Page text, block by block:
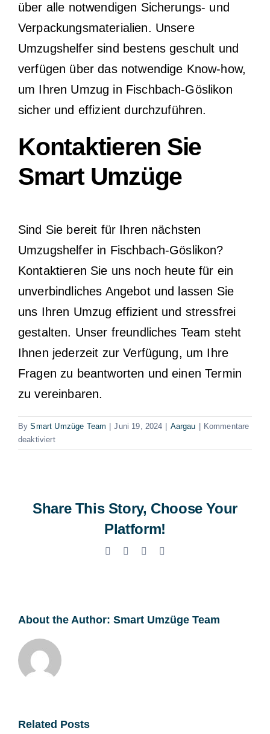
über alle notwendigen Sicherungs- und
Verpackungsmaterialien. Unsere
Umzugshelfer sind bestens geschult und
verfügen über das notwendige Know-how,
um Ihren Umzug in Fischbach-Göslikon
sicher und effizient durchzuführen.
Kontaktieren Sie
Smart Umzüge
Sind Sie bereit für Ihren nächsten
Umzugshelfer in Fischbach-Göslikon?
Kontaktieren Sie uns noch heute für ein
unverbindliches Angebot und lassen Sie
uns Ihren Umzug effizient und stressfrei
gestalten. Unser freundliches Team steht
Ihnen jederzeit zur Verfügung, um Ihre
Fragen zu beantworten und einen Termin
zu vereinbaren.
BySmart Umzüge Team | Juni 19, 2024 | Aargau | Kommentare
deaktiviertfür
Umzugshelfer
Share This Story, Choose Your
Platform!
Facebook LinkedIn
About the Author: Smart Umzüge Team
Related Posts